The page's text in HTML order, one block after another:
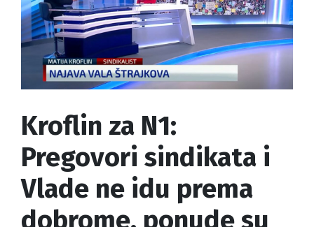
Kroflin za N1:
Pregovori sindikata i
Vlade ne idu prema
dobrome, ponude su